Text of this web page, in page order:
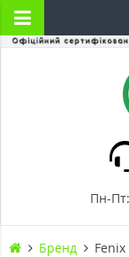
Пн-
Бренд Fenix